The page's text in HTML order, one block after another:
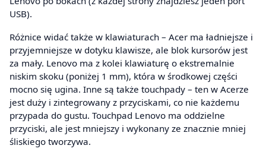
USB).
Różnice widać także w klawiaturach – Acer ma ładniejsze i
przyjemniejsze w dotyku klawisze, ale blok kursorów jest
za mały. Lenovo ma z kolei klawiaturę o ekstremalnie
niskim skoku (poniżej 1 mm), która w środkowej części
mocno się ugina. Inne są także touchpady – ten w Acerze
jest duży i zintegrowany z przyciskami, co nie każdemu
przypada do gustu. Touchpad Lenovo ma oddzielne
przyciski, ale jest mniejszy i wykonany ze znacznie mniej
śliskiego tworzywa.